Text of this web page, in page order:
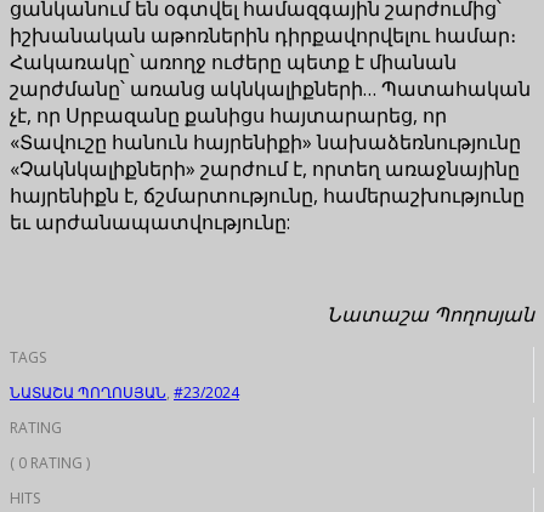
ցանկանում են օգտվել համազգային շարժումից՝
իշխանական աթոռներին դիրքավորվելու համար։
Հակառակը՝ առողջ ուժերը պետք է միանան
շարժմանը՝ առանց ակնկալիքների… Պատահական
չէ, որ Սրբազանը քանիցս հայտարարեց, որ
«Տավուշը հանուն հայրենիքի» նախաձեռնությունը
«Չակնկալիքների» շարժում է, որտեղ առաջնայինը
հայրենիքն է, ճշմարտությունը, համերաշխությունը
եւ արժանապատվությունը:
Նատաշա Պողոսյան
TAGS
ՆԱՏԱՇԱ ՊՈՂՈՍՅԱՆ, #23/2024
RATING
( 0 RATING )
HITS